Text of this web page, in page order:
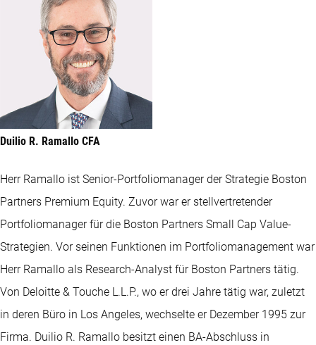
Duilio R. Ramallo CFA
Herr Ramallo ist Senior-Portfoliomanager der Strategie Boston
Partners Premium Equity. Zuvor war er stellvertretender
Portfoliomanager für die Boston Partners Small Cap Value-
Strategien. Vor seinen Funktionen im Portfoliomanagement war
Herr Ramallo als Research-Analyst für Boston Partners tätig.
Von Deloitte & Touche L.L.P., wo er drei Jahre tätig war, zuletzt
in deren Büro in Los Angeles, wechselte er Dezember 1995 zur
Firma. Duilio R. Ramallo besitzt einen BA-Abschluss in